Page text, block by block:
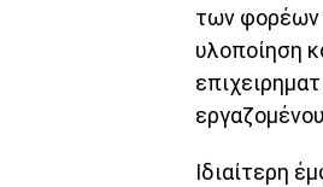
των φορέων
υλοποίηση
Ιδιαίτερη